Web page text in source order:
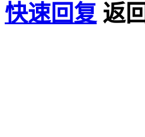
快速回复 返